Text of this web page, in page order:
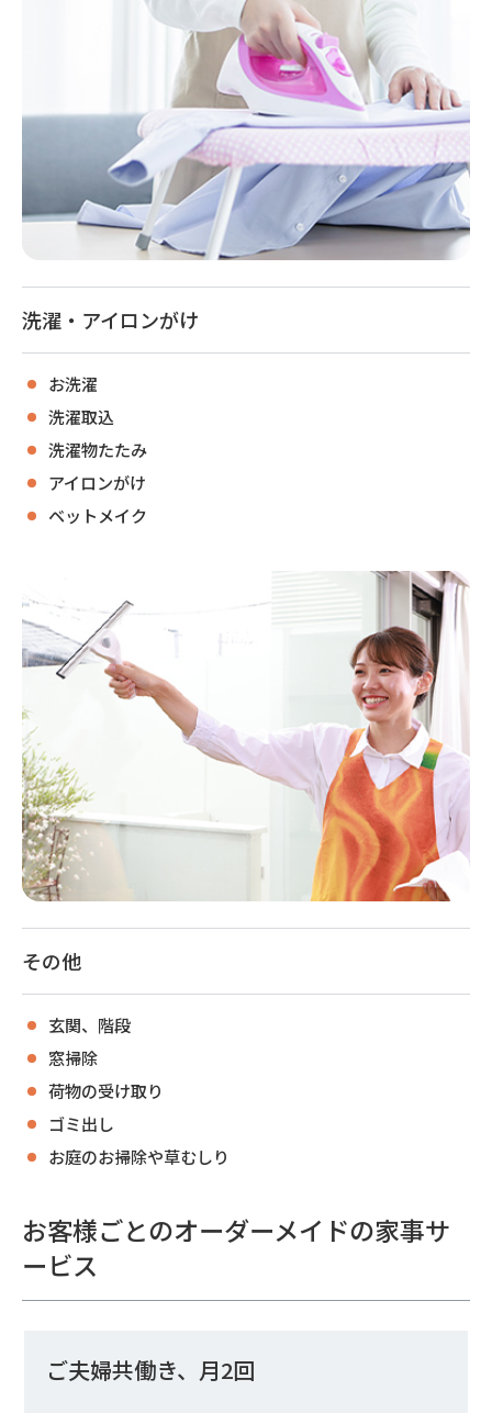
洗濯・アイロンがけ
お洗濯
洗濯取込
洗濯物たたみ
アイロンがけ
ベットメイク
その他
玄関、階段
窓掃除
荷物の受け取り
ゴミ出し
お庭のお掃除や草むしり
お客様ごとのオーダーメイドの家事サ
ービス
ご夫婦共働き、月2回